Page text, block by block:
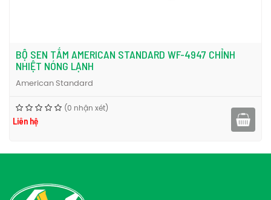
BỘ SEN TẮM AMERICAN STANDARD WF-4947 CHỈNH
NHIỆT NÓNG LẠNH
American Standard
(0 nhận xét)
Liên hệ